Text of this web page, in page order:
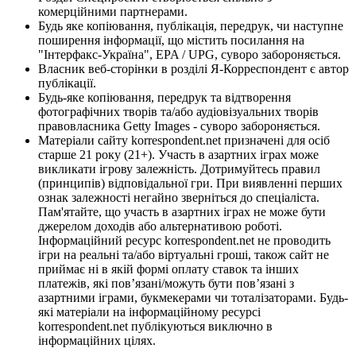
комерційними партнерами.
Будь яке копіювання, публікація, передрук, чи наступне
поширення інформації, що містить посилання на
"Інтерфакс-Україна", EPA / UPG, суворо забороняється.
Власник веб-сторінки в розділі Я-Корреспондент є автор
публікації.
Будь-яке копіювання, передрук та відтворення
фотографічних творів та/або аудіовізуальних творів
правовласника Getty Images - суворо забороняється.
Матеріали сайту korrespondent.net призначені для осіб
старше 21 року (21+). Участь в азартних іграх може
викликати ігрову залежність. Дотримуйтесь правил
(принципів) відповідальної гри. При виявленні перших
ознак залежності негайно зверніться до спеціаліста.
Пам'ятайте, що участь в азартних іграх не може бути
джерелом доходів або альтернативою роботі.
Інформаційний ресурс korrespondent.net не проводить
ігри на реальні та/або віртуальні гроші, також сайт не
приймає ні в якій формі оплату ставок та інших
платежів, які пов’язані/можуть бути пов’язані з
азартними іграми, букмекерами чи тоталізаторами. Будь-
які матеріали на інформаційному ресурсі
korrespondent.net публікуються виключно в
інформаційних цілях.